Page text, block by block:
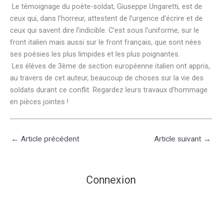
Le témoignage du poète-soldat, Giuseppe Ungaretti, est de
ceux qui, dans l’horreur, attestent de l’urgence d’écrire et de
ceux qui savent dire l’indicible. C’est sous l’uniforme, sur le
front italien mais aussi sur le front français, que sont nées
ses poésies les plus limpides et les plus poignantes.
Les élèves de 3ème de section européenne italien ont appris,
au travers de cet auteur, beaucoup de choses sur la vie des
soldats durant ce conflit. Regardez leurs travaux d’hommage
en pièces jointes !
← Article précédent Article suivant →
Connexion